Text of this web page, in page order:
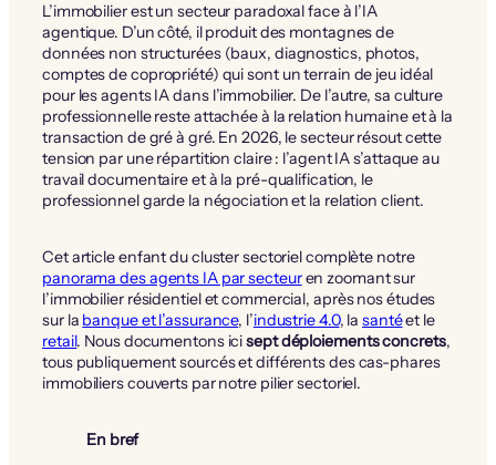
L’immobilier est un secteur paradoxal face à l’IA
agentique. D’un côté, il produit des montagnes de
données non structurées (baux, diagnostics, photos,
comptes de copropriété) qui sont un terrain de jeu idéal
pour les agents IA dans l’immobilier. De l’autre, sa culture
professionnelle reste attachée à la relation humaine et à la
transaction de gré à gré. En 2026, le secteur résout cette
tension par une répartition claire : l’agent IA s’attaque au
travail documentaire et à la pré-qualification, le
professionnel garde la négociation et la relation client.
Cet article enfant du cluster sectoriel complète notre
panorama des agents IA par secteuren zoomant sur
l’immobilier résidentiel et commercial, après nos études
sur la banque et l’assurance, l’industrie 4.0, lasantéet le
retail. Nous documentons icisept déploiements concrets,
tous publiquement sourcés et différents des cas-phares
immobiliers couverts par notre pilier sectoriel.
En bref